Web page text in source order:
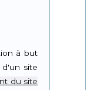
à but
site
du site